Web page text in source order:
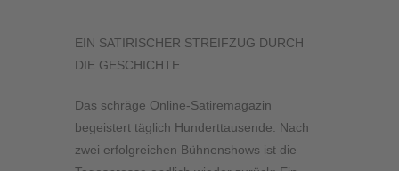
EIN SATIRISCHER STREIFZUG DURCH
DIE GESCHICHTE
Das schräge Online-Satiremagazin
begeistert täglich Hunderttausende. Nach
zwei erfolgreichen Bühnenshows ist die